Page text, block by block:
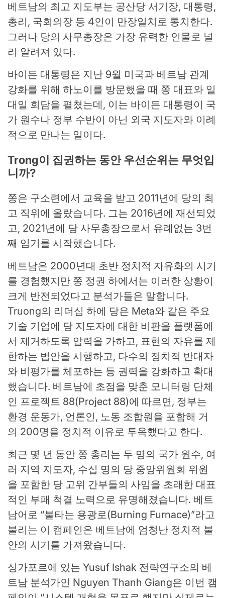
베트남의 최고 지도부는 공산당 서기장, 대통령,
총리, 국회의장 등 4인이 만장일치로 통치한다.
그러나 당의 사무총장은 가장 유력한 인물로 널
리 알려져 있다.
바이든 대통령은 지난 9월 미국과 베트남 관계
강화를 위해 하노이를 방문했을 때 쫑 대표와 일
대일 회담을 펼쳤는데, 이는 바이든 대통령이 국
가 원수나 정부 수반이 아닌 외국 지도자와 이례
적으로 만나는 일이다.
Trong이 집권하는 동안 우선순위는 무엇입
니까?
쫑은 구소련에서 교육을 받고 2011년에 당의 최
고 직위에 올랐습니다. 그는 2016년에 재선되었
고, 2021년에 당 사무총장으로서 유례없는 3번
째 임기를 시작했습니다.
베트남은 2000년대 초반 정치적 자유화의 시기
를 경험했지만 쫑 정권 하에서는 이러한 상황이
크게 반전되었다고 분석가들은 말합니다.
Truong의 리더십 하에 당은 Meta와 같은 주요
기술 기업에 당 지도자에 대한 비판을 플랫폼에
서 제거하도록 압력을 가하고, 표현의 자유를 제
한하는 법안을 시행하고, 다수의 정치적 반대자
와 비평가를 체포하는 등 권력을 강화하고 확대
했습니다. 베트남에 초점을 맞춘 모니터링 단체
인 프로젝트 88(Project 88)에 따르면, 정부는
환경 운동가, 언론인, 노동 조합원을 포함해 거
의 200명을 정치적 이유로 투옥했다고 한다.
최근 몇 년 동안 쫑 총리는 두 명의 국가 원수, 여
러 지역 지도자, 수십 명의 당 중앙위원회 위원
을 포함한 당 고위 간부들의 사임을 초래한 대표
적인 부패 척결 노력으로 유명해졌습니다. 베트
남어로 “불타는 용광로(Burning Furnace)”라고
불리는 이 캠페인은 베트남에 엄청난 정치적 불
안의 시기를 가져왔습니다.
싱가포르에 있는 Yusuf Ishak 전략연구소의 베
트남 분석가인 Nguyen Thanh Giang은 이번 캠